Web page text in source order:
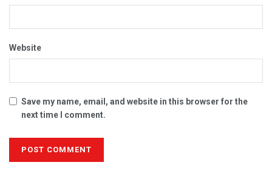
Website
Save my name, email, and website in this browser for the
next time I comment.